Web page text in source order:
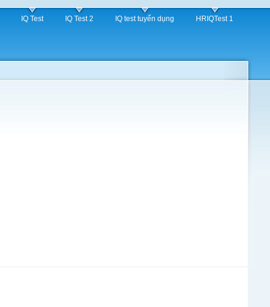
IQ Test IQ Test 2 IQ test tuyển dụng HRIQTest 1